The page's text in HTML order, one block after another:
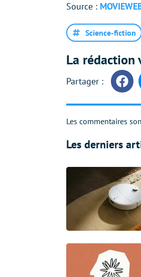
Source :
Science-fiction
La rédaction
Les commentaires
Les derniers